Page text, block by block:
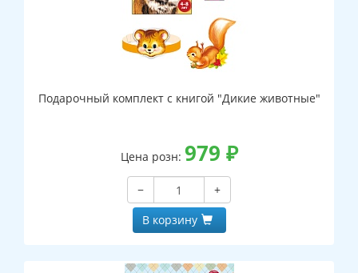
Подарочный комплект с книгой "Дикие животные"
Цена розн: 979 ₽
−
+
В корзину